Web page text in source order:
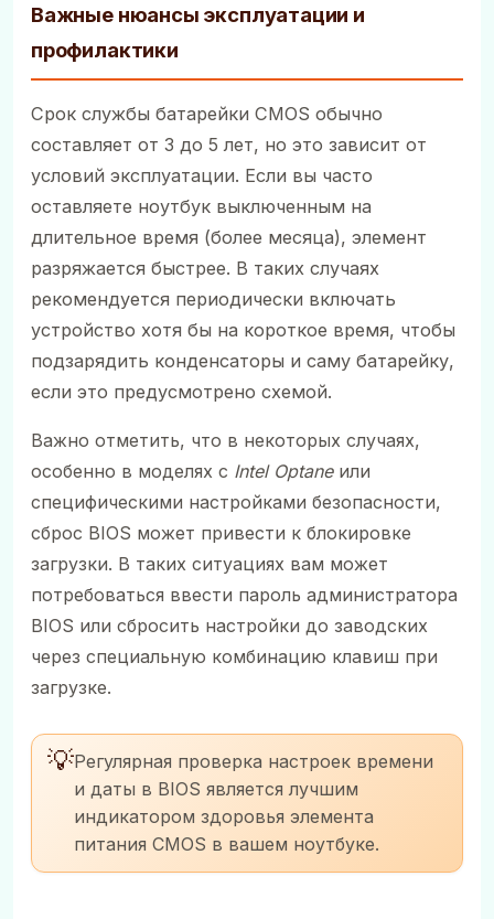
Важные нюансы эксплуатации и
профилактики
Срок службы батарейки CMOS обычно
составляет от 3 до 5 лет, но это зависит от
условий эксплуатации. Если вы часто
оставляете ноутбук выключенным на
длительное время (более месяца), элемент
разряжается быстрее. В таких случаях
рекомендуется периодически включать
устройство хотя бы на короткое время, чтобы
подзарядить конденсаторы и саму батарейку,
если это предусмотрено схемой.
Важно отметить, что в некоторых случаях,
особенно в моделях с Intel Optaneили
специфическими настройками безопасности,
сброс BIOS может привести к блокировке
загрузки. В таких ситуациях вам может
потребоваться ввести пароль администратора
BIOS или сбросить настройки до заводских
через специальную комбинацию клавиш при
загрузке.
💡Регулярная проверка настроек времени
и даты в BIOS является лучшим
индикатором здоровья элемента
питания CMOS в вашем ноутбуке.